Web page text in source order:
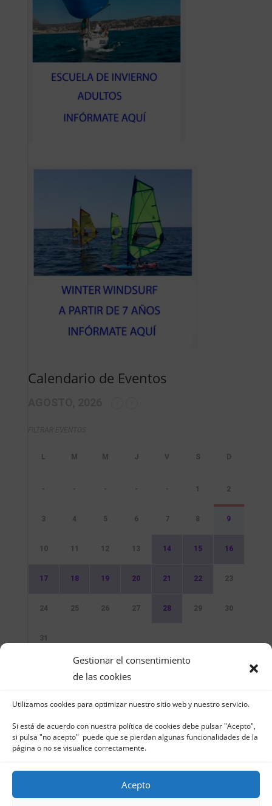
Gestionar el consentimiento
de las cookies
Utilizamos cookies para optimizar nuestro sitio web y nuestro servicio.
Si está de acuerdo con nuestra política de cookies debe pulsar "Acepto",
si pulsa "no acepto" puede que se pierdan algunas funcionalidades de la
página o no se visualice correctamente.
Acepto
Calendario de Eventos
- - - - - 1 2
3 4 5 6 7 8 9
10 11 12 13 14 15 16
17 18 19 20 21 22 23
24 25 26 27 28 29 30
31
Sin Eventos
Club Naútico de Jávea - Muelle Norte s/n |
03730 Jávea – España | Tel. 965 791 025 | Fax.
965 796 008 | info@cnjavea.net